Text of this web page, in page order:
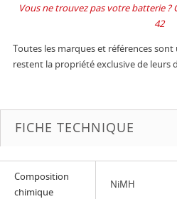
Vous ne trouvez pas votre batterie ?
42
Toutes les marques et références
restent la propriété exclusive de leurs
FICHE TECHNIQUE
Composition
chimique
NiMH